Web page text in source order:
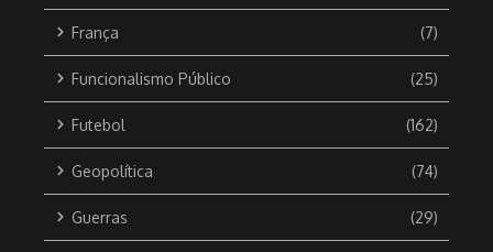
França (7)
Funcionalismo Público (25)
Futebol (162)
Geopolítica (74)
Guerras (29)